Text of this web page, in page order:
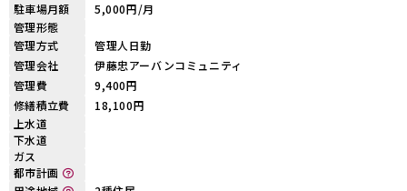
駐車場月額
5,000円/月
管理形態
管理方式
管理人日勤
管理会社
伊藤忠アーバンコミュニティ
管理費
9,400円
修繕積立費
18,100円
上水道
下水道
ガス
都市計画